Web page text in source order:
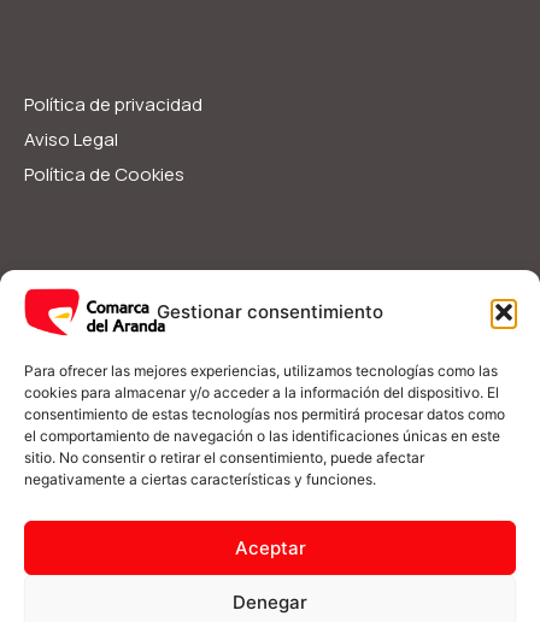
Gestionar consentimiento
Para ofrecer las mejores experiencias, utilizamos tecnologías como las
cookies para almacenar y/o acceder a la información del dispositivo. El
consentimiento de estas tecnologías nos permitirá procesar datos como
el comportamiento de navegación o las identificaciones únicas en este
sitio. No consentir o retirar el consentimiento, puede afectar
negativamente a ciertas características y funciones.
Aceptar
Denegar
Política de privacidad
Aviso Legal
Política de Cookies
Servicios Sociales
Ayudas y Subvenciones
Guía Rápida
I
n
s
t
a
g
r
a
F
a
c
e
b
o
o
(+34) 976 548 090
informacion@comarcadelaranda.com
Plaza del Castillo s/n 50250 Illueca, Zaragoza